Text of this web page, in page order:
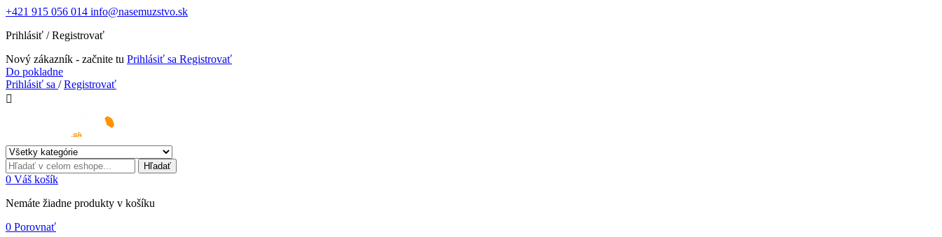
+421 915 056 014 info@nasemuzstvo.sk
Prihlásiť / Registrovať
Nový zákazník - začnite tu Prihlásiť sa Registrovať
Do pokladne
Prihlásiť sa /Registrovať

Hľadať
0 Váš košík
Nemáte žiadne produkty v košíku
0 Porovnať